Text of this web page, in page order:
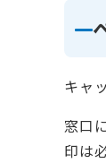
キャ
窓口
印は